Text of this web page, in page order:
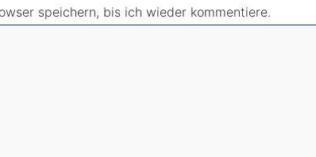
speichern, bis ich wieder kommentiere.